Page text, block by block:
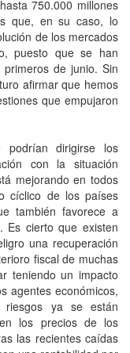
750.000 millones
que, en su caso, lo
de los mercados
puesto que se han
de junio. Sin
afirmar que hemos
que empujaron
podrían dirigirse los
con la situación
mejorando en todos
cíclico de los países
también favorece a
Es cierto que existen
una recuperación
fiscal de muchas
teniendo un impacto
agentes económicos,
riesgos ya se están
los precios de los
las recientes caídas